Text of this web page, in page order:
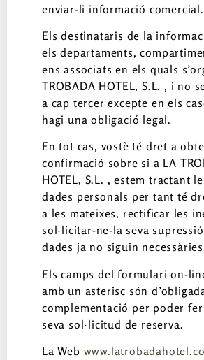
enviar-li informació comercial.
Els destinataris de la
els departaments,
ens associats en els quals
TROBADA HOTEL, S.L. , i no
a cap tercer excepte en els
hagi una obligació legal.
En tot cas, vostè té dret a
confirmació sobre si a LA
HOTEL, S.L. , estem tractant
dades personals per tant té
a les mateixes, rectificar les
sol·licitar-ne-la seva
dades ja no siguin
Els camps del formulari on-
amb un asterisc són
complementació per poder
seva sol·licitud de reserva.
La Web